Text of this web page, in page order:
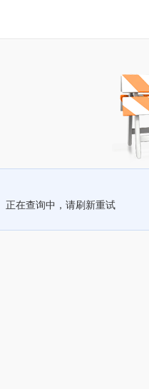
正在查询中，请刷新重试